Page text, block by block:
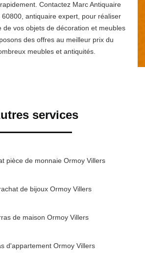
Contactez Marc Antiquaire
antiquaire expert, pour réaliser
de vos objets de décoration et meubles
des offres au meilleur prix du
meubles et antiquités.
services
pièce de monnaie Ormoy Villers
de bijoux Ormoy Villers
de maison Ormoy Villers
d'appartement Ormoy Villers